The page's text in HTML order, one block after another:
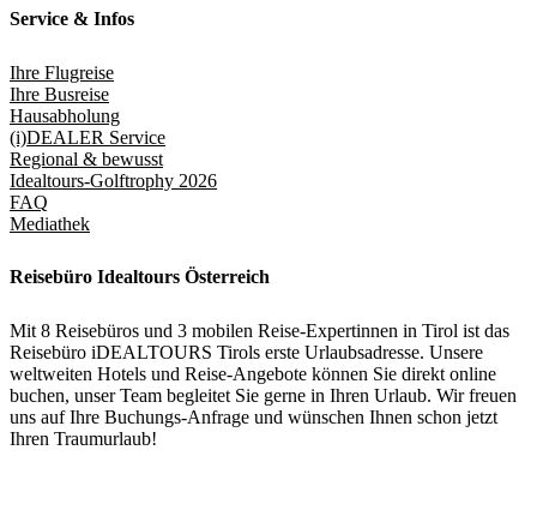
Service & Infos
Ihre Flugreise
Ihre Busreise
Hausabholung
(i)DEALER Service
Regional & bewusst
Idealtours-Golftrophy 2026
FAQ
Mediathek
Reisebüro Idealtours Österreich
Mit 8 Reisebüros und 3 mobilen Reise-Expertinnen in Tirol ist das
Reisebüro iDEALTOURS Tirols erste Urlaubsadresse. Unsere
weltweiten Hotels und Reise-Angebote können Sie direkt online
buchen, unser Team begleitet Sie gerne in Ihren Urlaub. Wir freuen
uns auf Ihre Buchungs-Anfrage und wünschen Ihnen schon jetzt
Ihren Traumurlaub!